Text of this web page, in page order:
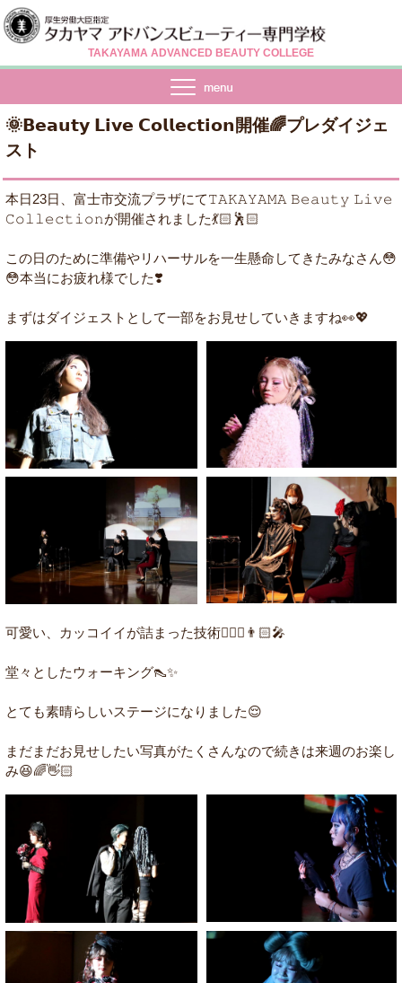
TAKAYAMA ADVANCED BEAUTY COLLEGE
🌞𝗕𝗲𝗮𝘂𝘁𝘆 𝗟𝗶𝘃𝗲 𝗖𝗼𝗹𝗹𝗲𝗰𝘁𝗶𝗼𝗻開催🌈プレダイジェ
スト
本日23日、富士市交流プラザにて𝚃𝙰𝙺𝙰𝚈𝙰𝙼𝙰 𝙱𝚎𝚊𝚞𝚝𝚢 𝙻𝚒𝚟𝚎
𝙲𝚘𝚕𝚕𝚎𝚌𝚝𝚒𝚘𝚗が開催されました💃🏻🕺🏻
この日のために準備やリハーサルを一生懸命してきたみなさん😳
😳本当にお疲れ様でした❣️
まずはダイジェストとして一部をお見せしていきますね👀💖
可愛い、カッコイイが詰まった技術🧝🏻‍♀️👨🏻‍🎤
堂々としたウォーキング👠✨
とても素晴らしいステージになりました😌
まだまだお見せしたい写真がたくさんなので続きは来週のお楽し
み😆🌈👋🏻